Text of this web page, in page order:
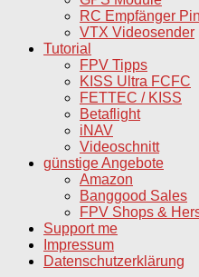
RC Empfänger
VTX Videosender
Tutorial
FPV Tipps
KISS Ultra FCFC
FETTEC / KISS
Betaflight
iNAV
Videoschnitt
günstige Angebote
Amazon
Banggood Sales
FPV Shops &
Support me
Impressum
Datenschutzerklärung